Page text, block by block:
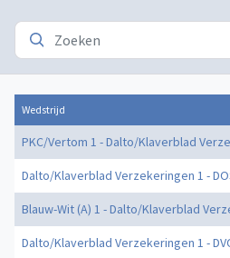
Wedstrijd
PKC/Vertom 1 - Dalto/Klaverblad
Dalto/Klaverblad Verzekeringen 1 -
Blauw-Wit (A) 1 - Dalto/Klaverblad
Dalto/Klaverblad Verzekeringen 1 -